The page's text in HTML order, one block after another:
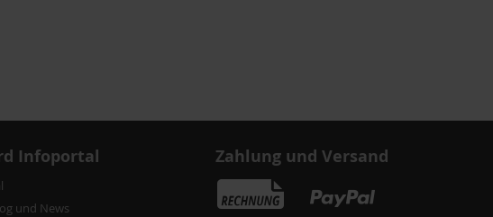
Infoportal
und News
Zahlung und Versand